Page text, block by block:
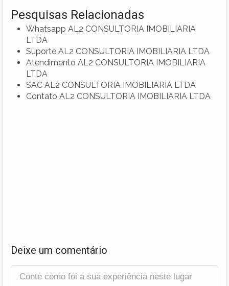
Pesquisas Relacionadas
Whatsapp AL2 CONSULTORIA IMOBILIARIA
LTDA
Suporte AL2 CONSULTORIA IMOBILIARIA LTDA
Atendimento AL2 CONSULTORIA IMOBILIARIA
LTDA
SAC AL2 CONSULTORIA IMOBILIARIA LTDA
Contato AL2 CONSULTORIA IMOBILIARIA LTDA
Deixe um comentário